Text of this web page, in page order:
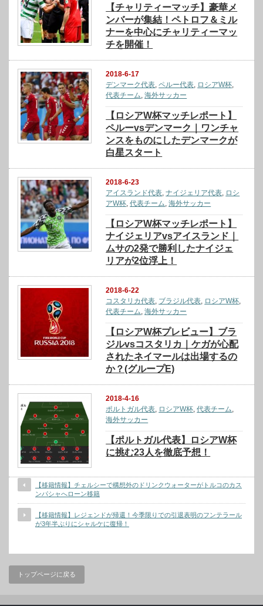
【チャリティーマッチ】豪華メ
ンバーが集結！ペトロフ＆ミル
ナーを中心にチャリティーマッ
チを開催！
2018-6-17
デンマーク代表,ペルー代表, ロシアW杯,
代表チーム,海外サッカー
【ロシアW杯マッチレポート】
ペルーvsデンマーク｜ワンチャ
ンスをものにしたデンマークが
白星スタート
2018-6-23
アイスランド代表,ナイジェリア代表, ロシ
アW杯,代表チーム,海外サッカー
【ロシアW杯マッチレポート】
ナイジェリアvsアイスランド｜
ムサの2発で勝利したナイジェ
リアが2位浮上！
2018-6-22
コスタリカ代表, ブラジル代表, ロシアW杯,
代表チーム,海外サッカー
【ロシアW杯プレビュー】ブラ
ジルvsコスタリカ｜ケガが心配
されたネイマールは出場するの
か？(グループE)
2018-4-16
ポルトガル代表, ロシアW杯,代表チーム,
海外サッカー
【ポルトガル代表】ロシアW杯
に挑む23人を徹底予想！
【移籍情報】チェルシーで構想外のドリンクウォーターがトルコのカス
ンパシャへローン移籍
【移籍情報】レジェンドが帰還！今季限りでの引退表明のフンテラール
が3年半ぶりにシャルケに復帰！
トップページに戻る